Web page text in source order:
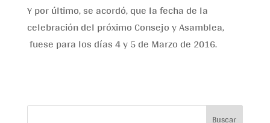
Y por último, se acordó, que la fecha de la
celebración del próximo Consejo y Asamblea,
fuese para los días 4 y 5 de Marzo de 2016.